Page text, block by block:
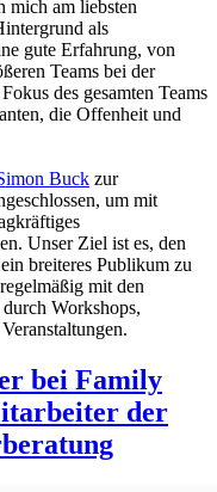
mich am liebsten
als
gute Erfahrung, von
Teams bei der
des gesamten Teams
die Offenheit und
Buck zur
um mit
Unser Ziel ist es, den
breiteres Publikum zu
mit den
Workshops,
bei Family
der